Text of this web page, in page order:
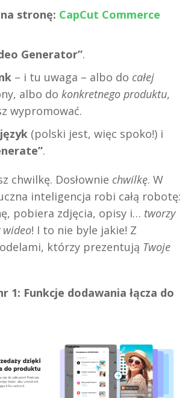
stronę: CapCut Commerce
Generator”.
– i tu uwaga – albo do całej
albo do konkretnego produktu,
wypromować.
(polski jest, więc spoko!) i
.
chwilkę. Dosłownie chwilkę. W
inteligencja robi całą robotę:
pobiera zdjęcia, opisy i… tworzy
wideo! I to nie byle jakie! Z
którzy prezentują Twoje
1: Funkcje dodawania łącza do